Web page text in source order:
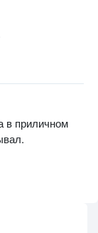
в приличном